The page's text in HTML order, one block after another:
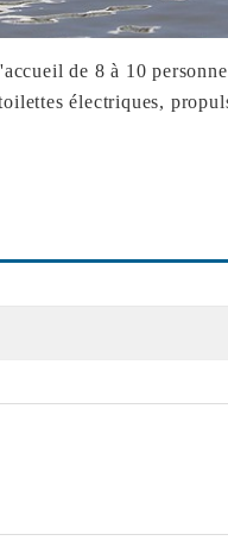
de 8 à 10
électriques,